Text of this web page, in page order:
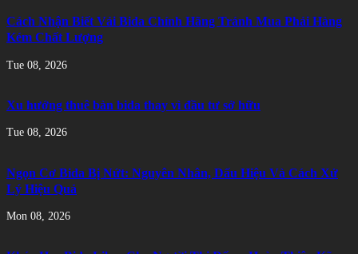
Cách Nhận Biết Vải Bida Chính Hãng Tránh Mua Phải Hàng
Kém Chất Lượng
Tue 08, 2026
Xu hướng thuê bàn bida thay vì đầu tư sở hữu
Tue 08, 2026
Ngọn Cơ Bida Bị Nứt: Nguyên Nhân, Dấu Hiệu Và Cách Xử
Lý Hiệu Quả
Mon 08, 2026